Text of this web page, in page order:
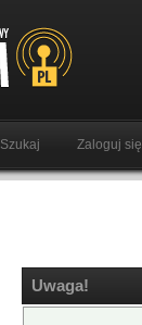
Szukaj Zaloguj się
Uwaga!